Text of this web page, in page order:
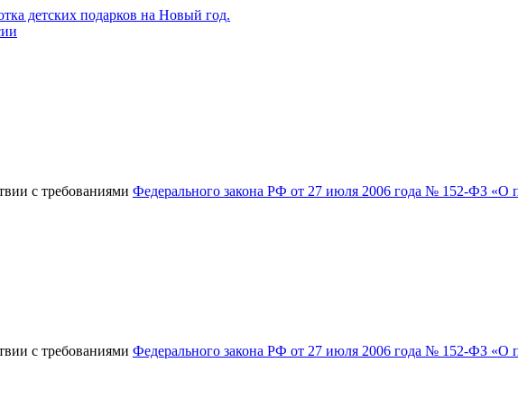
с требованиями Федерального закона РФ от 27 июля 2006 года № 152-ФЗ «О
с требованиями Федерального закона РФ от 27 июля 2006 года № 152-ФЗ «О